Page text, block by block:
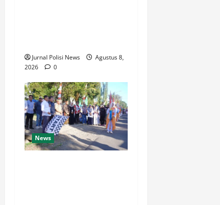
Jurnal Polisi News
Agustus 8,
2026
0
News